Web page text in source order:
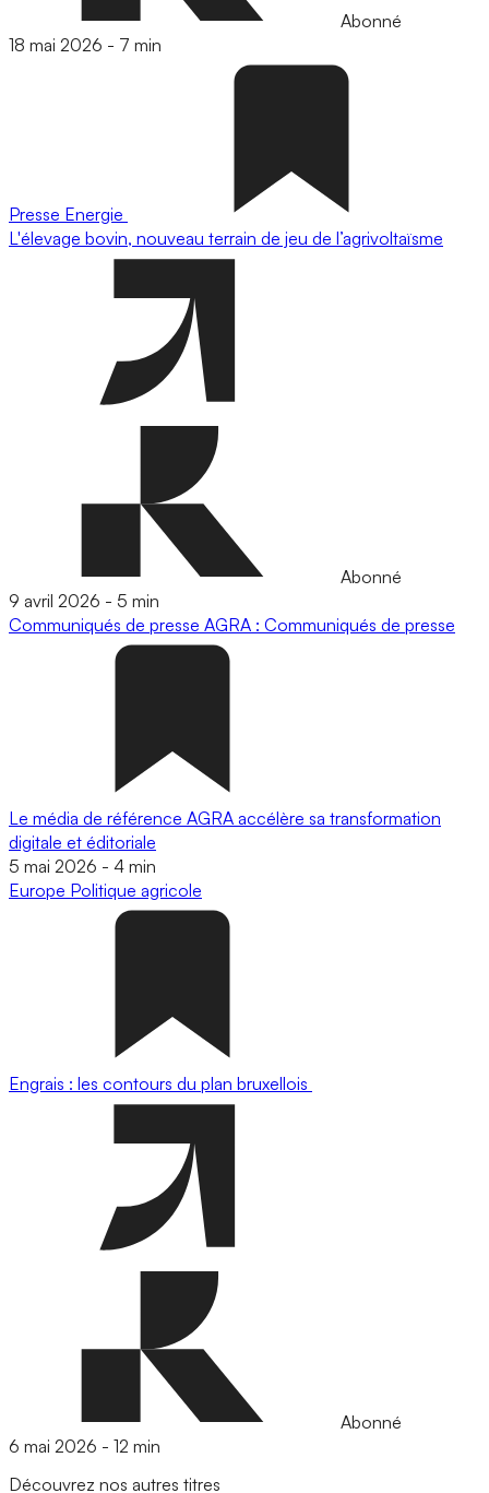
Abonné
18 mai 2026 - 7 min
Presse Energie
L'élevage bovin, nouveau terrain de jeu de l’agrivoltaïsme
Abonné
9 avril 2026 - 5 min
Communiqués de presse AGRA : Communiqués de presse
Le média de référence AGRA accélère sa transformation
digitale et éditoriale
5 mai 2026 - 4 min
Europe Politique agricole
Engrais : les contours du plan bruxellois
Abonné
6 mai 2026 - 12 min
Découvrez nos autres titres